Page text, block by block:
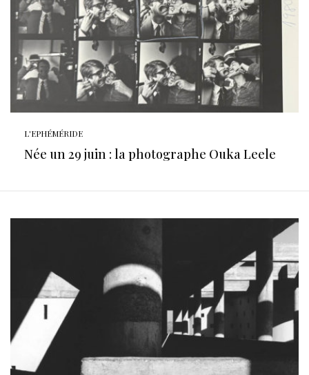
L'EPHÉMÉRIDE
Née un 29 juin : la photographe Ouka Leele